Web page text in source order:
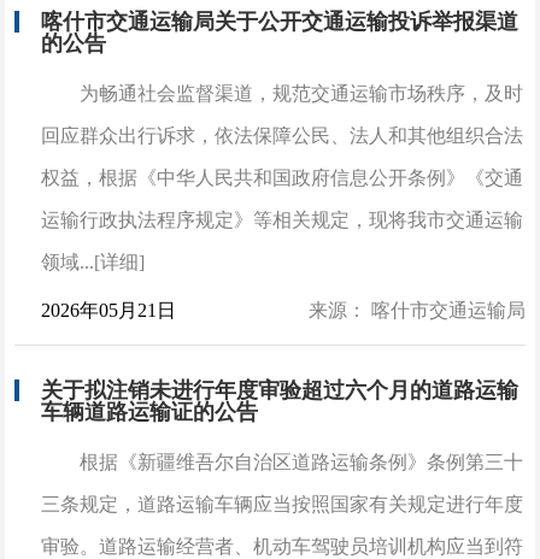
喀什市交通运输局关于公开交通运输投诉举报渠道
的公告
为畅通社会监督渠道，规范交通运输市场秩序，及时
回应群众出行诉求，依法保障公民、法人和其他组织合法
权益，根据《中华人民共和国政府信息公开条例》《交通
运输行政执法程序规定》等相关规定，现将我市交通运输
领域...[详细]
2026年05月21日 来源： 喀什市交通运输局
关于拟注销未进行年度审验超过六个月的道路运输
车辆道路运输证的公告
根据《新疆维吾尔自治区道路运输条例》条例第三十
三条规定，道路运输车辆应当按照国家有关规定进行年度
审验。道路运输经营者、机动车驾驶员培训机构应当到符